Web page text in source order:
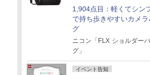
1,904点目：軽くてシン
で持ち歩きやすいカメラ
グ
ニコン「FLX ショルダー
グ」
イベント告知